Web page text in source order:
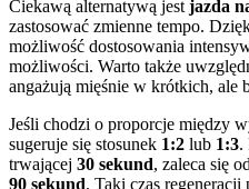
Ciekawą alternatywą jest jazda
zastosować zmienne tempo.
możliwość dostosowania
możliwości. Warto także
angażują mięśnie w krótkich, ale
Jeśli chodzi o proporcje między
sugeruje się stosunek 1:2 lub 1:3.
trwającej 30 sekund, zaleca się
90 sekund. Taki czas